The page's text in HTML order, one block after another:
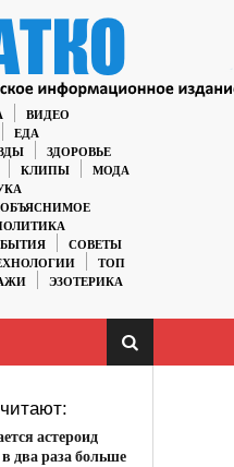
ВИДЕО
ЕДА
ЗДОРОВЬЕ
КЛИПЫ
МОДА
СОВЕТЫ
ТОП
ЭЗОТЕРИКА
астероид
два раза больше